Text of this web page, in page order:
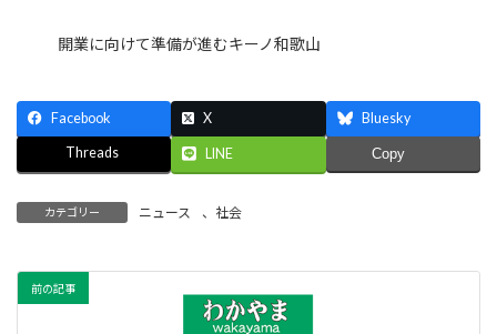
開業に向けて準備が進むキーノ和歌山
Facebook X Bluesky
Threads LINE Copy
カテゴリー ニュース 、 社会
前の記事